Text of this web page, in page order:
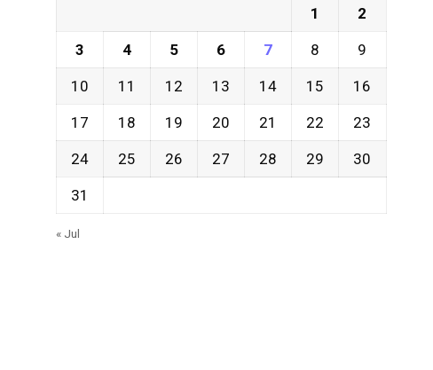
1 2
3 4 5 6 7 8 9
10 11 12 13 14 15 16
17 18 19 20 21 22 23
24 25 26 27 28 29 30
31
« Jul